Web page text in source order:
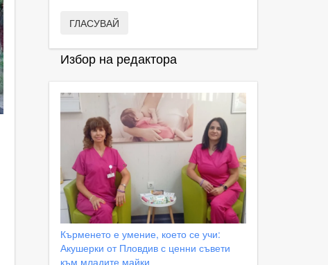
ГЛАСУВАЙ
Избор на редактора
Кърменето е умение, което се учи:
Акушерки от Пловдив с ценни съвети
към младите майки